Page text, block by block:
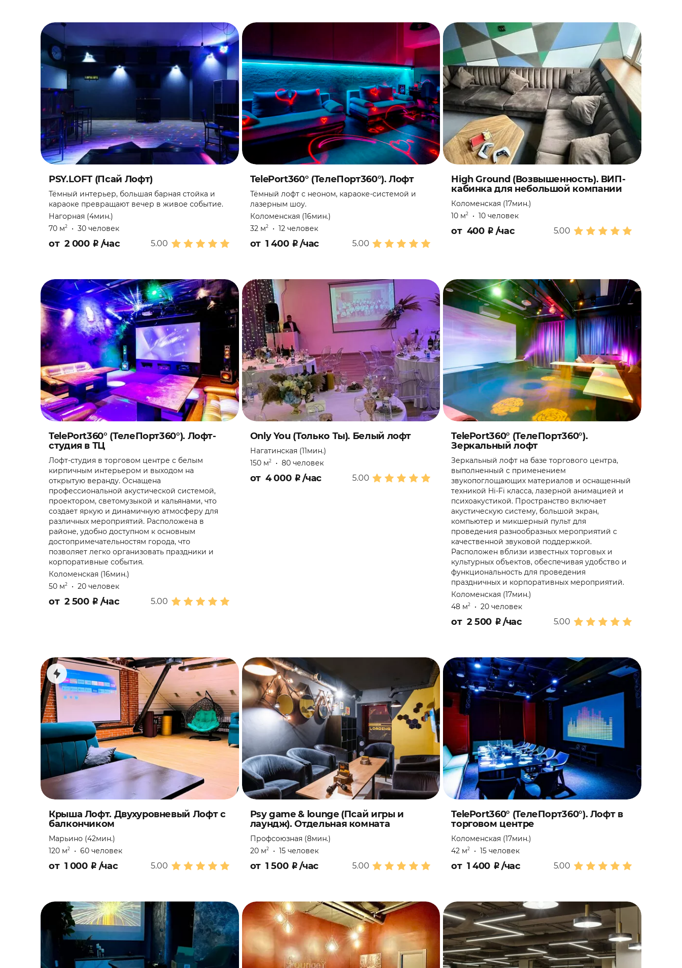
Фуршет
Юбилей
PSY.LOFT (Псай Лофт)
Тёмный интерьер, большая барная стойка и
караоке превращают вечер в живое событие.
Нагорная (4мин.)
70 м2 • 30 человек
5.00
от 2 000 ₽ /час
TelePort360° (ТелеПорт360°). Лофт
Тёмный лофт с неоном, караоке-системой и
лазерным шоу.
Коломенская (16мин.)
32 м2• 12 человек
5.00
от1 400 ₽/час
High Ground (Возвышенность). ВИП-
кабинка для небольшой компании
Коломенская (17мин.)
10 м2 •10 человек
5.00
от 400 ₽ /час
TelePort360° (ТелеПорт360°). Лофт-
студия в ТЦ
Лофт-студия в торговом центре с белым
кирпичным интерьером и выходом на
открытую веранду. Оснащена
профессиональной акустической системой,
проектором, светомузыкой и кальянами, что
создает яркую и динамичную атмосферу для
различных мероприятий. Расположена в
районе, удобно доступном к основным
достопримечательностям города, что
позволяет легко организовать праздники и
корпоративные события.
Коломенская (16мин.)
50 м2 • 20 человек
5.00
от 2 500 ₽ /час
Only You (Только Ты). Белый лофт
Нагатинская (11мин.)
150 м2• 80 человек
5.00
от4 000 ₽/час
TelePort360° (ТелеПорт360°).
Зеркальный лофт
Зеркальный лофт на базе торгового центра,
выполненный с применением
звукопоглощающих материалов и оснащенный
техникой Hi-Fi класса, лазерной анимацией и
психоакустикой. Пространство включает
акустическую систему, большой экран,
компьютер и микшерный пульт для
проведения разнообразных мероприятий с
качественной звуковой поддержкой.
Расположен вблизи известных торговых и
культурных объектов, обеспечивая удобство и
функциональность для проведения
праздничных и корпоративных мероприятий.
Коломенская (17мин.)
48 м2 •20 человек
5.00
от 2 500 ₽/час
Крыша Лофт. Двухуровневый Лофт с
балкончиком
Марьино (42мин.)
120 м2 • 60 человек
5.00
от 1 000 ₽ /час
Psy game & lounge (Псай игры и
лаундж). Отдельная комната
Профсоюзная (8мин.)
20 м2• 15 человек
5.00
от1 500 ₽/час
TelePort360° (ТелеПорт360°). Лофт в
торговом центре
Коломенская (17мин.)
42 м2 •15 человек
5.00
от 1 400 ₽/час